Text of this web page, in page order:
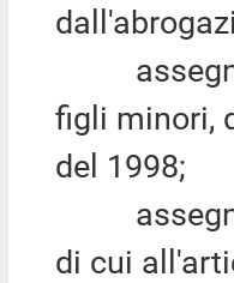
assegno
figli minori,
del 1998;
assegno
di cui